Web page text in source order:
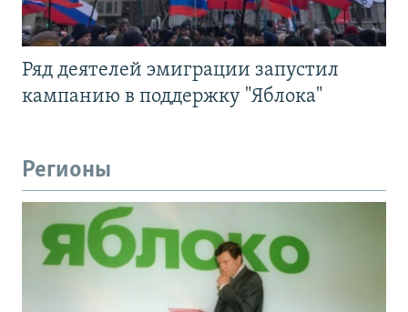
Ряд деятелей эмиграции запустил
кампанию в поддержку "Яблока"
Регионы